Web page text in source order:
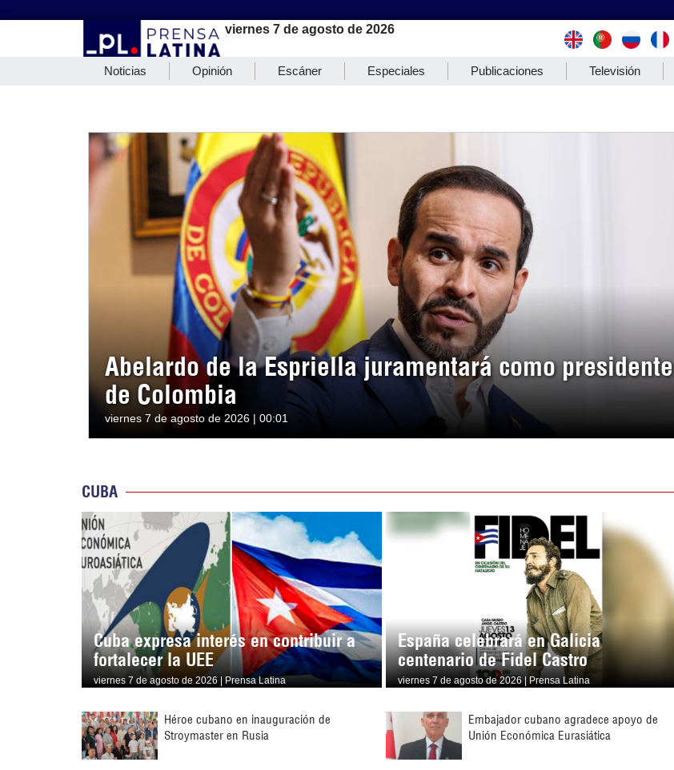
viernes 7 de agosto de 2026
Noticias Opinión Escáner Especiales Publicaciones Televisión
Abelardo de la Espriella juramentará como presidente
de Colombia
viernes 7 de agosto de 2026 | 00:01
CUBA
Cuba expresa interés en contribuir a
fortalecer la UEE
viernes 7 de agosto de 2026 | Prensa Latina
España celebrará en Galicia
centenario de Fidel Castro
viernes 7 de agosto de 2026 | Prensa Latina
Héroe cubano en inauguración de
Stroymaster en Rusia
Embajador cubano agradece apoyo de
Unión Económica Eurasiática